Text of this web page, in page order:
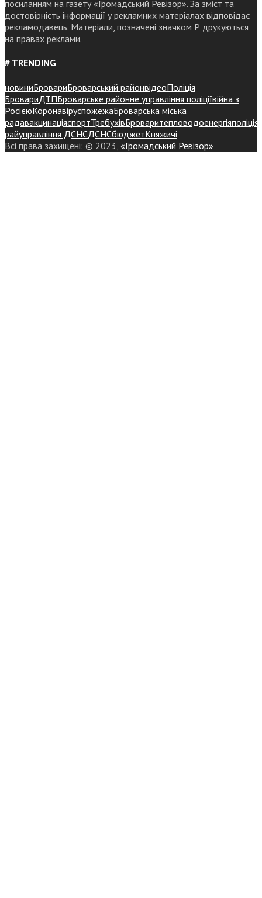
посиланням на газету «Громадський Ревізор». За зміст та
достовірність інформації у рекламних матеріалах відповідає
рекламодавець. Матеріали, позначені значком Р друкуються
на правах реклами.
# TRENDING
новиниБровариБроварський районвідеоПоліція
БровариДТПБроварське районне управління поліціївійна з
РосієюКоронавіруспожежаБроварська міська
радавакцинаціяспортТребухівБроваритепловодоенергіяполіція
райуправління ДСНСДСНСбюджетКняжичі
Всі права захищені: © 2023, «Громадський Ревізор»